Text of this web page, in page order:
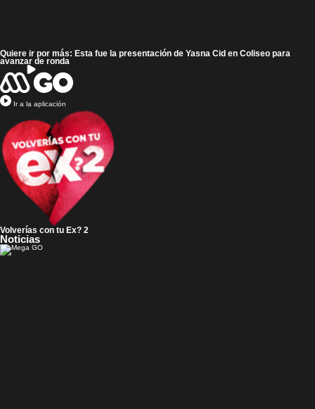
Quiere ir por más: Esta fue la presentación de Yasna Cid en Coliseo para
avanzar de ronda
Ir a la aplicación
Volverías con tu Ex? 2
Noticias